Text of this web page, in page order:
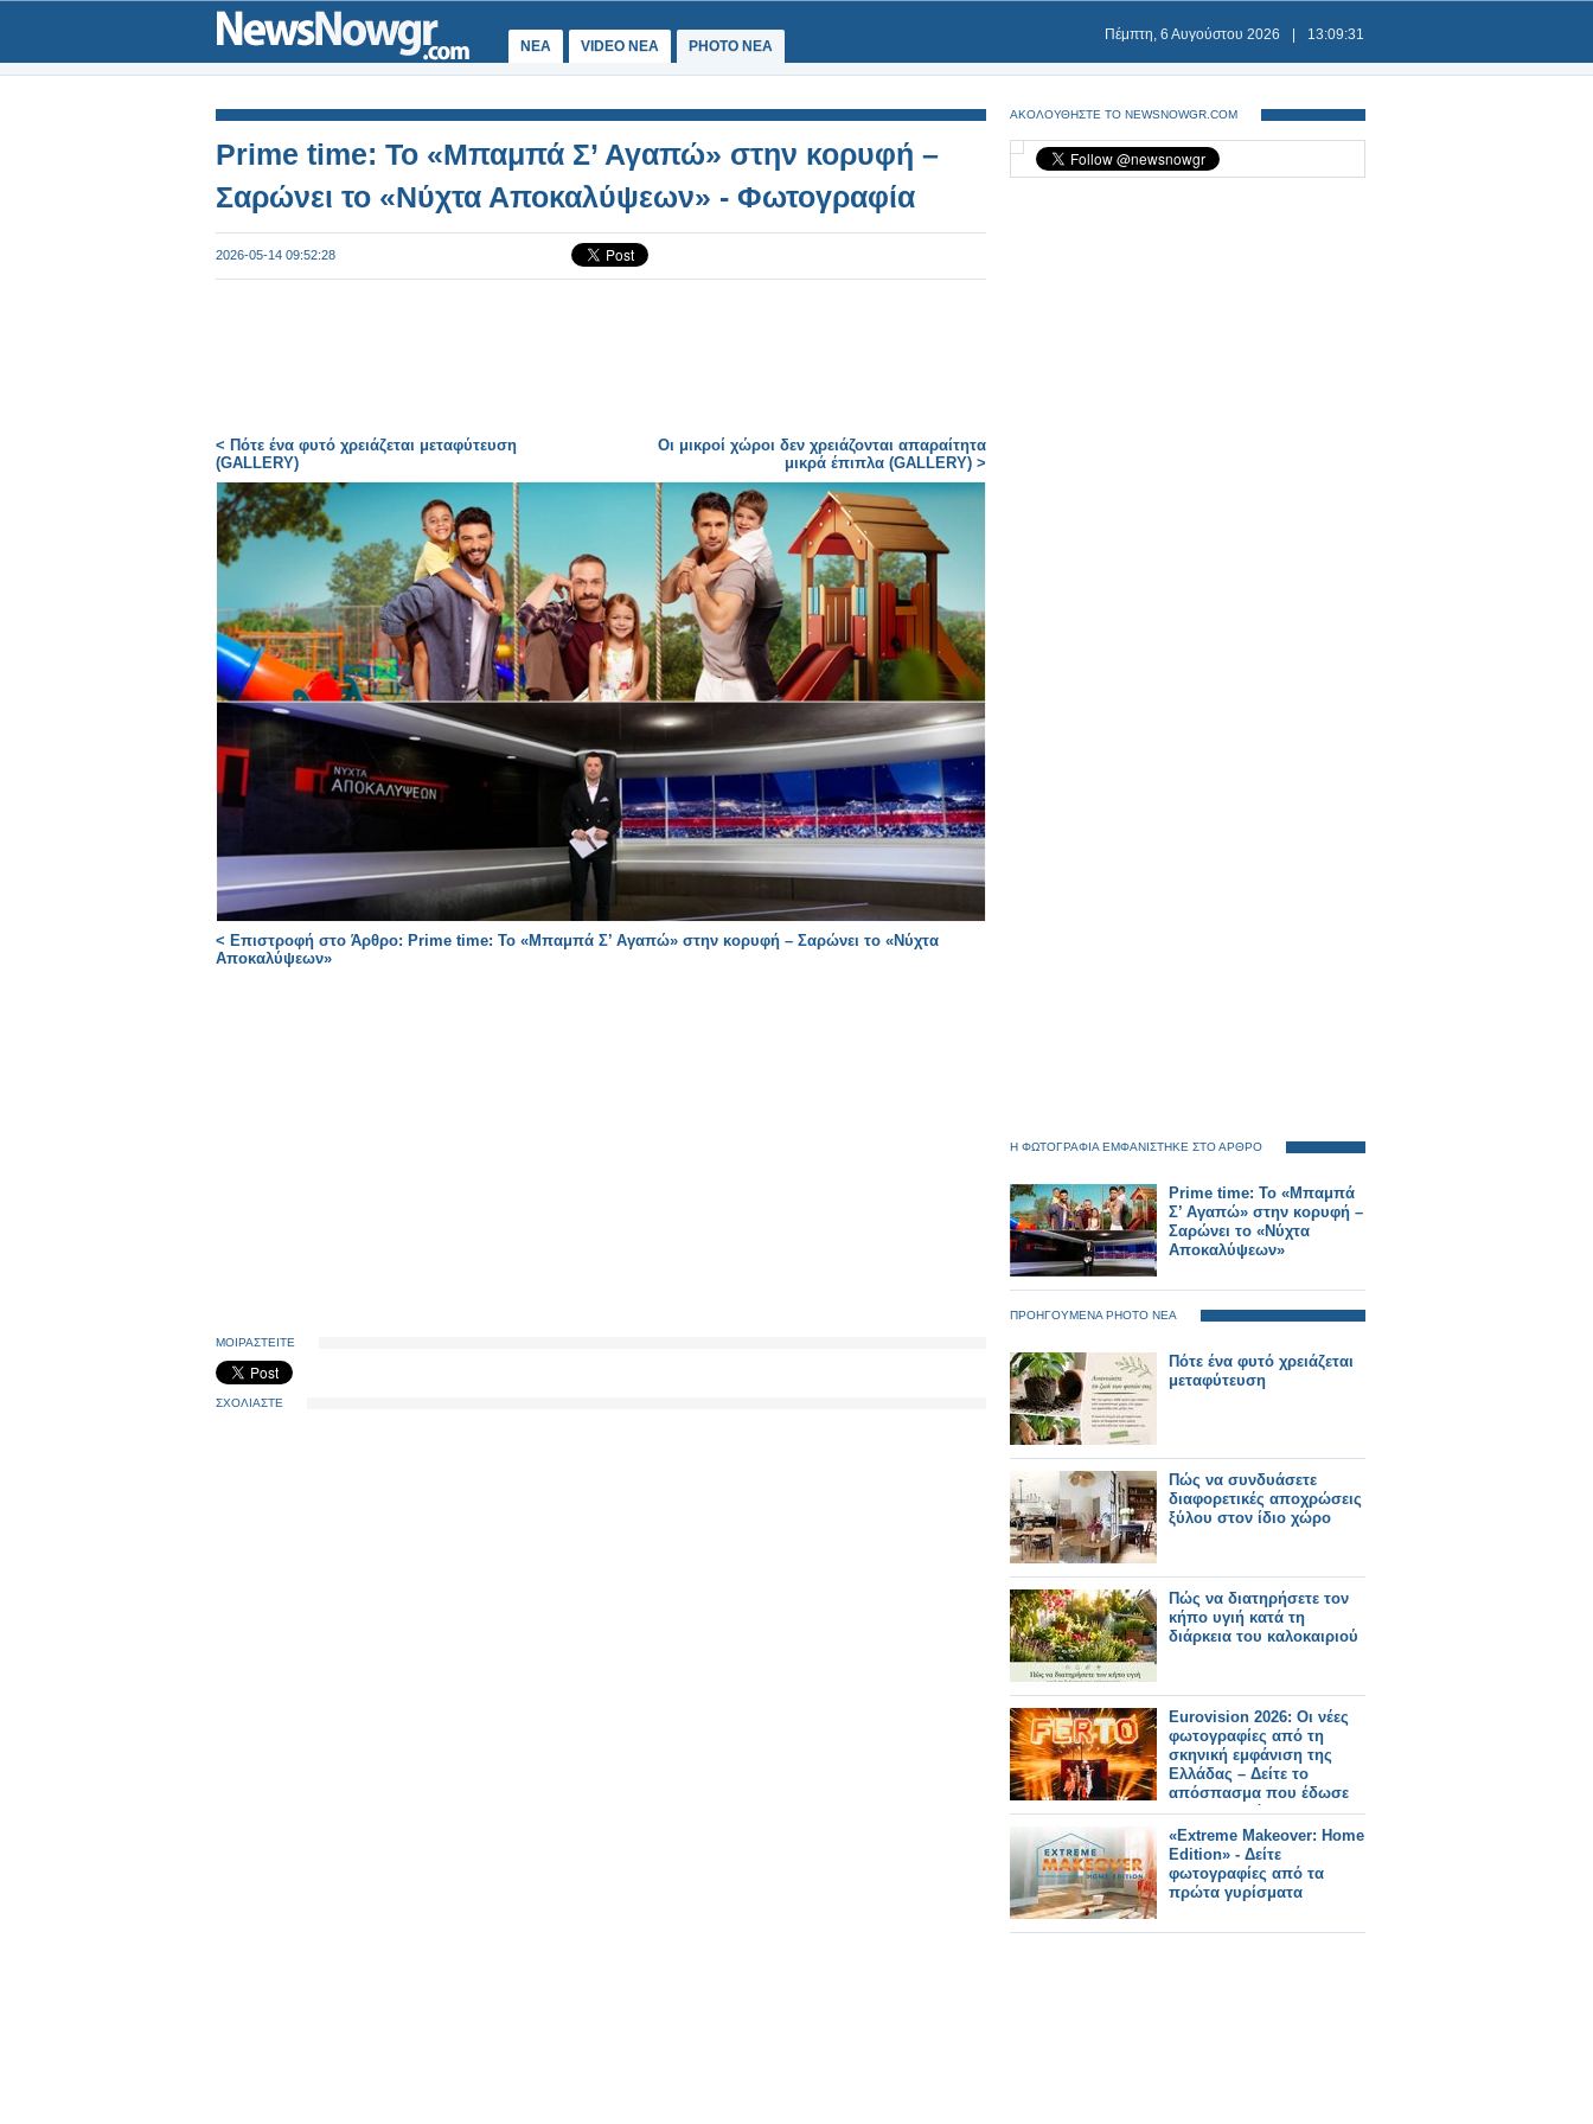
ΝΕΑ VIDEO NEA PHOTO NEA
Πέμπτη, 6 Αυγούστου 2026 13:09:31
Prime time: Το «Μπαμπά Σ’ Αγαπώ» στην κορυφή –
Σαρώνει το «Νύχτα Αποκαλύψεων» - Φωτογραφία
2026-05-14 09:52:28
< Πότε ένα φυτό χρειάζεται μεταφύτευση
(GALLERY)
Οι μικροί χώροι δεν χρειάζονται απαραίτητα
μικρά έπιπλα (GALLERY) >
< Επιστροφή στο Άρθρο: Prime time: Το «Μπαμπά Σ’ Αγαπώ» στην κορυφή – Σαρώνει το «Νύχτα
Αποκαλύψεων»
ΜΟΙΡΑΣΤΕΙΤΕ
ΣΧΟΛΙΑΣΤΕ
ΑΚΟΛΟΥΘΗΣΤΕ ΤΟ NEWSNOWGR.COM
Η ΦΩΤΟΓΡΑΦΙΑ ΕΜΦΑΝΙΣΤΗΚΕ ΣΤΟ ΑΡΘΡΟ
Prime time: Το «Μπαμπά
Σ’ Αγαπώ» στην κορυφή –
Σαρώνει το «Νύχτα
Αποκαλύψεων»
ΠΡΟΗΓΟΥΜΕΝΑ PHOTO ΝΕΑ
Πότε ένα φυτό χρειάζεται
μεταφύτευση
Πώς να συνδυάσετε
διαφορετικές αποχρώσεις
ξύλου στον ίδιο χώρο
Πώς να διατηρήσετε τον
κήπο υγιή κατά τη
διάρκεια του καλοκαιριού
Eurovision 2026: Οι νέες
φωτογραφίες από τη
σκηνική εμφάνιση της
Ελλάδας – Δείτε το
απόσπασμα που έδωσε
στη δημοσιότητα η ΕΡΤ
«Extreme Makeover: Home
Edition» - Δείτε
φωτογραφίες από τα
πρώτα γυρίσματα